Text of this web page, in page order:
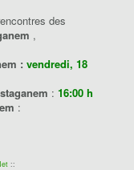
des
,
: vendredi, 18
: 16:00 h
:
::